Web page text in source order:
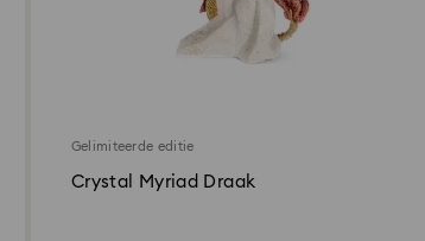
Gelimiteerde editie
Crystal Myriad Draak